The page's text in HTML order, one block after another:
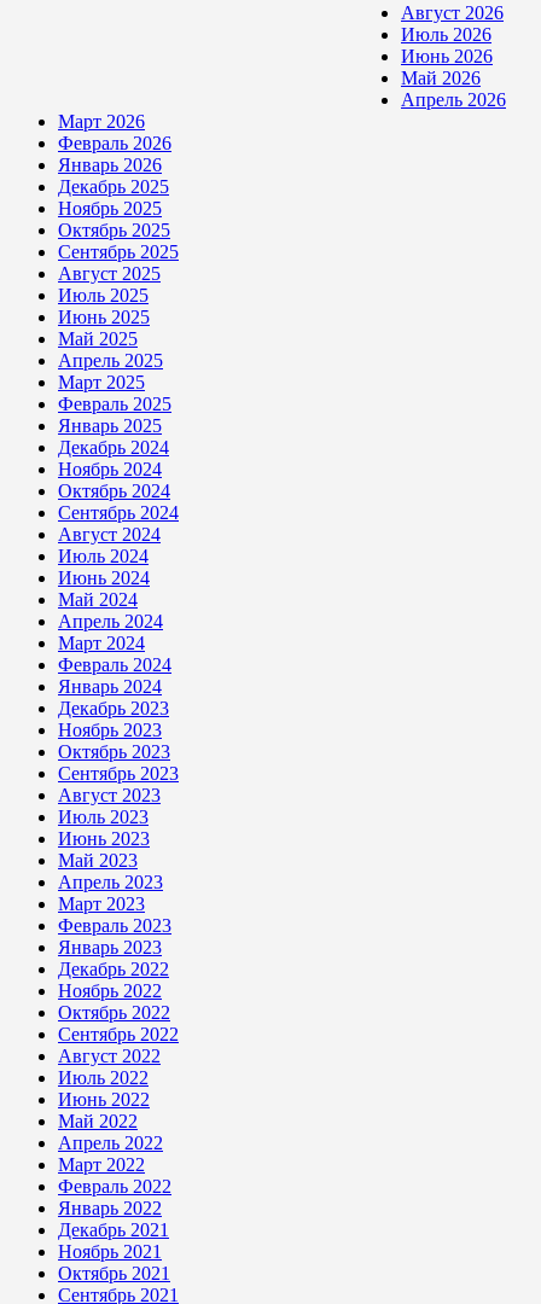
Август 2026
Июль 2026
Июнь 2026
Май 2026
Апрель 2026
Март 2026
Февраль 2026
Январь 2026
Декабрь 2025
Ноябрь 2025
Октябрь 2025
Сентябрь 2025
Август 2025
Июль 2025
Июнь 2025
Май 2025
Апрель 2025
Март 2025
Февраль 2025
Январь 2025
Декабрь 2024
Ноябрь 2024
Октябрь 2024
Сентябрь 2024
Август 2024
Июль 2024
Июнь 2024
Май 2024
Апрель 2024
Март 2024
Февраль 2024
Январь 2024
Декабрь 2023
Ноябрь 2023
Октябрь 2023
Сентябрь 2023
Август 2023
Июль 2023
Июнь 2023
Май 2023
Апрель 2023
Март 2023
Февраль 2023
Январь 2023
Декабрь 2022
Ноябрь 2022
Октябрь 2022
Сентябрь 2022
Август 2022
Июль 2022
Июнь 2022
Май 2022
Апрель 2022
Март 2022
Февраль 2022
Январь 2022
Декабрь 2021
Ноябрь 2021
Октябрь 2021
Сентябрь 2021